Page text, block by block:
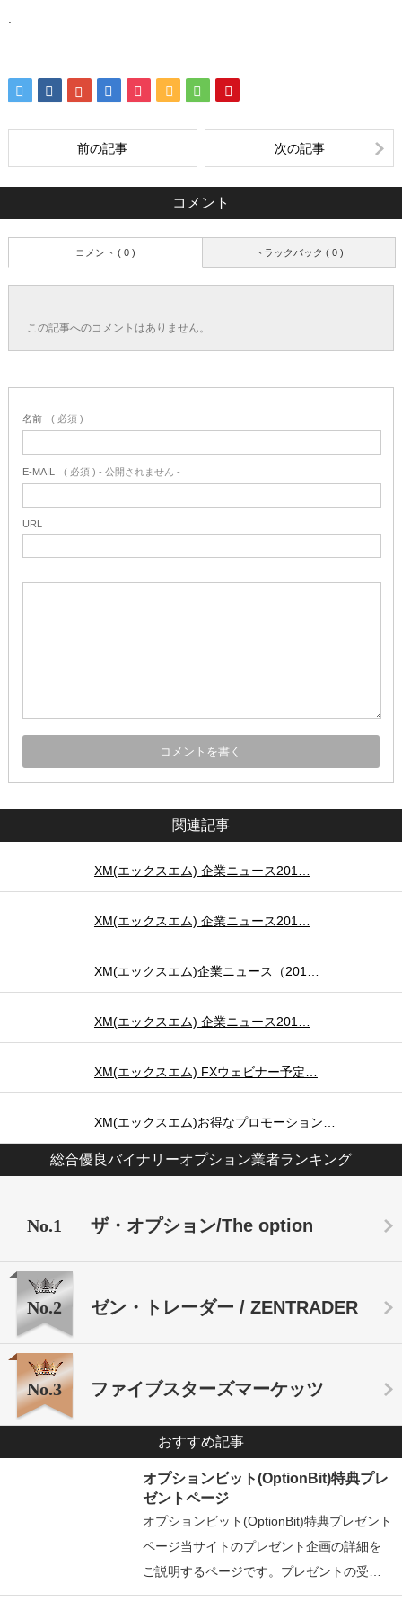
前の記事 次の記事
コメント
トラックバック ( 0 )
コメント ( 0 )
この記事へのコメントはありません。
名前 ( 必須 )
E-MAIL ( 必須 ) - 公開されません -
URL
関連記事
XM(エックスエム) 企業ニュース201…
XM(エックスエム) 企業ニュース201…
XM(エックスエム)企業ニュース（201…
XM(エックスエム) 企業ニュース201…
XM(エックスエム) FXウェビナー予定…
XM(エックスエム)お得なプロモーション…
総合優良バイナリーオプション業者ランキング
No.1 ザ・オプション/The option
No.2 ゼン・トレーダー / ZENTRADER
No.3 ファイブスターズマーケッツ
おすすめ記事
オプションビット(OptionBit)特典プレ
ゼントページ
オプションビット(OptionBit)特典プレゼント
ページ当サイトのプレゼント企画の詳細を
ご説明するページです。プレゼントの受…